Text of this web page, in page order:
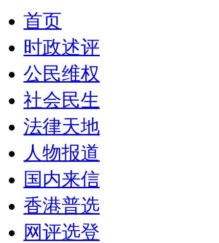
首页
时政述评
公民维权
社会民生
法律天地
人物报道
国内来信
香港普选
网评选登